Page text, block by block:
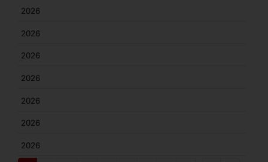
2026
2026
2026
2026
2026
2026
2026